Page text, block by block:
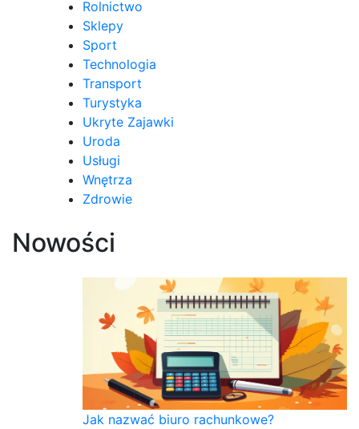
Rolnictwo
Sklepy
Sport
Technologia
Transport
Turystyka
Ukryte Zajawki
Uroda
Usługi
Wnętrza
Zdrowie
Nowości
Jak nazwać biuro rachunkowe?